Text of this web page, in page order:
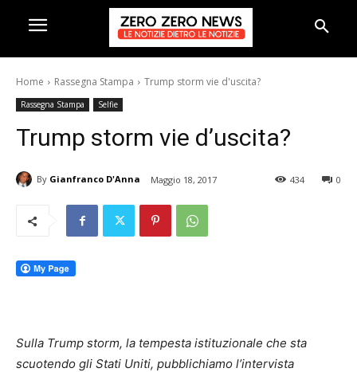
Home Rassegna Stampa Trump storm vie d'uscita?
Rassegna Stampa Selfie
Trump storm vie d’uscita?
By Gianfranco D'Anna Maggio 18, 2017 0
434
Sulla Trump storm, la tempesta istituzionale che sta
scuotendo gli Stati Uniti, pubblichiamo l’intervista